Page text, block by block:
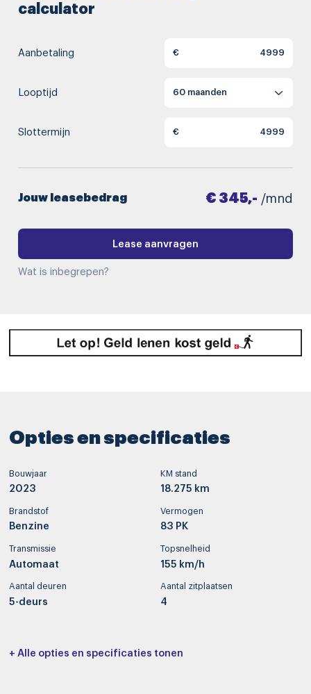
calculator
Aanbetaling €
Looptijd
Slottermijn €
Jouw leasebedrag € 345,- /mnd
Lease aanvragen
Wat is inbegrepen?
Opties en specificaties
Bouwjaar
2023
KM stand
18.275 km
Brandstof
Benzine
Vermogen
83 PK
Transmissie
Automaat
Topsnelheid
155 km/h
Aantal deuren
5-deurs
Aantal zitplaatsen
4
Interieurkleur Bekleding
+ Alle opties en specificaties tonen